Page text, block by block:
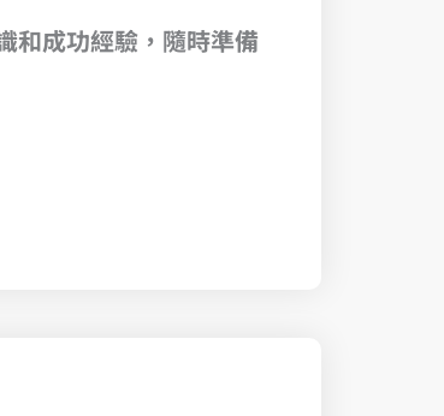
和成功經驗，隨時準備